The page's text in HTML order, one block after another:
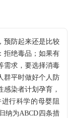
防起来还是比较
拒绝毒品；如果有
需求，要选择消毒
群平时做好个人防
染者计划孕育，
行科学的母婴阻
纳为ABCD四条措